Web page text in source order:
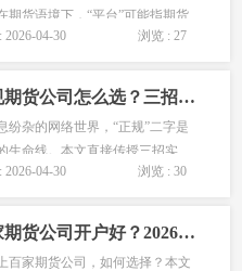
期货语境下，“平台”可能指期货
交易软件、或第三方推介渠道。
别解析其可靠性判断标准，让您
位风险点，选择真正可信赖...
2026-04-30 浏览 : 27
正规期货公司怎么选？三招教你识破“李鬼”，锁定“李逵”
纷杂的网络世界，“正规”二字是
生命线。本文直接传授三招实
操作的“打假”硬功夫，教您如何
别出真正的持牌正规军，让所有
台无所遁形。...
2026-04-30 浏览 : 30
哪家期货公司开户好？2026年选择期货公司的三维度评测法
百家期货公司，如何选择？本文